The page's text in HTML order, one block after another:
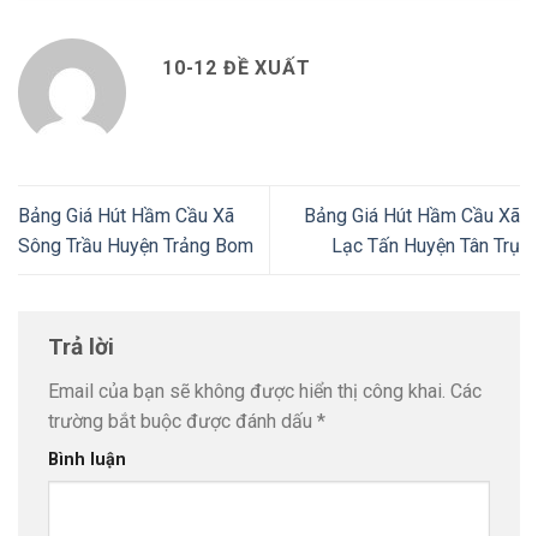
10-12 ĐỀ XUẤT
Bảng Giá Hút Hầm Cầu Xã
Sông Trầu Huyện Trảng Bom
Bảng Giá Hút Hầm Cầu Xã
Lạc Tấn Huyện Tân Trụ
Trả lời
Email của bạn sẽ không được hiển thị công khai. Các
trường bắt buộc được đánh dấu *
Bình luận